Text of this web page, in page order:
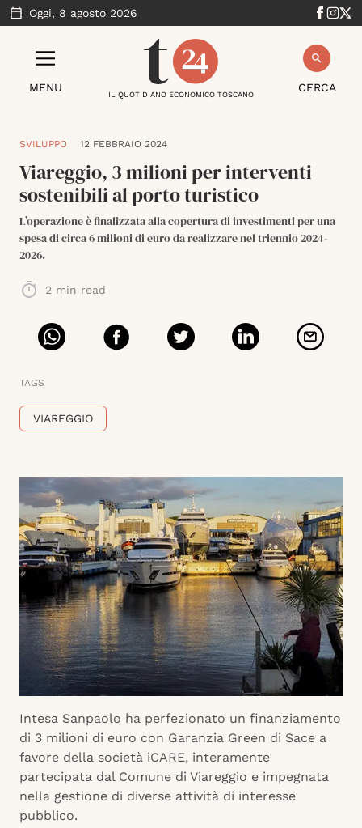
Oggi, 8 agosto 2026
MENU CERCA
IL QUOTIDIANO ECONOMICO TOSCANO
SVILUPPO 12 FEBBRAIO 2024
Viareggio, 3 milioni per interventi
sostenibili al porto turistico
L’operazione è finalizzata alla copertura di investimenti per una
spesa di circa 6 milioni di euro da realizzare nel triennio 2024-
2026.
2 min read
TAGS
VIAREGGIO
Intesa Sanpaolo ha perfezionato un finanziamento
di 3 milioni di euro con Garanzia Green di Sace a
favore della società iCARE, interamente
partecipata dal Comune di Viareggio e impegnata
nella gestione di diverse attività di interesse
pubblico.